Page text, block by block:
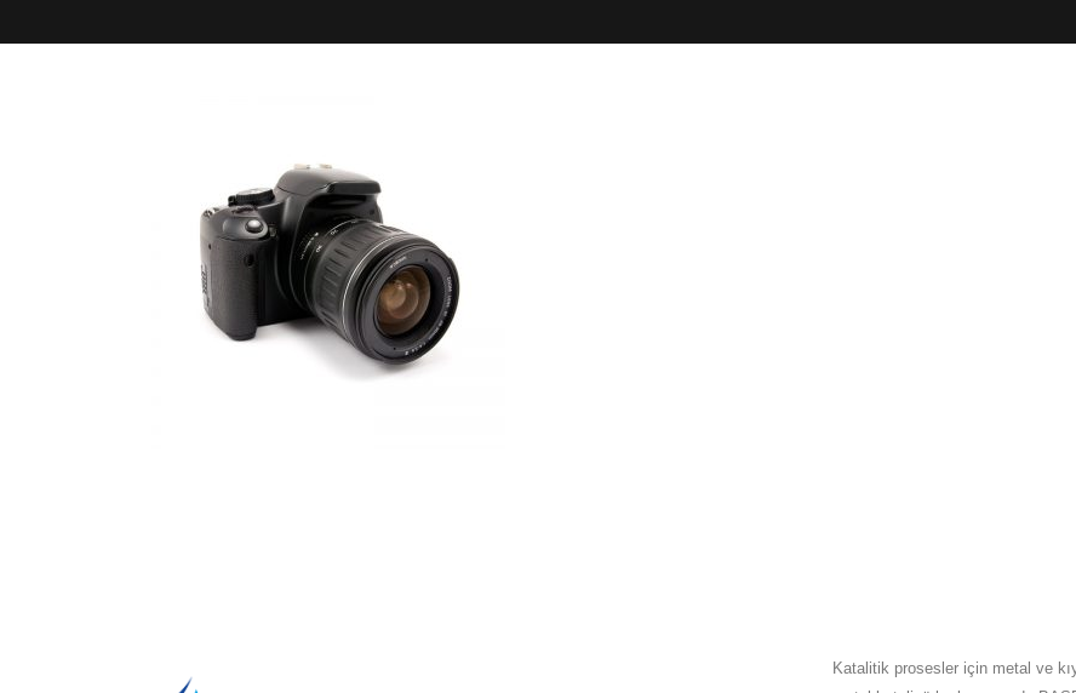
Katalitik prosesler için metal ve